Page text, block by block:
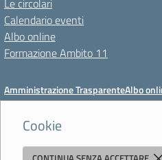
Cookie
Le circolari
Calendario eventi
Albo online
Formazione Ambito 11
Amministrazione TrasparenteAlbo
Meccanismo di feedbackDichiarazioni